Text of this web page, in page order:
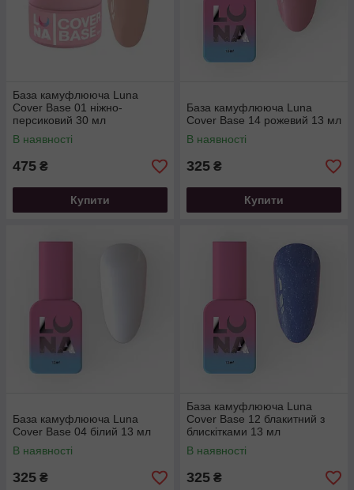
База камуфлююча Luna
Cover Base 01 ніжно-
персиковий 30 мл
В наявності
475 ₴
Купити
База камуфлююча Luna
Cover Base 14 рожевий 13 мл
В наявності
325 ₴
Купити
База камуфлююча Luna
Cover Base 04 білий 13 мл
В наявності
325 ₴
База камуфлююча Luna
Cover Base 12 блакитний з
блискітками 13 мл
В наявності
325 ₴